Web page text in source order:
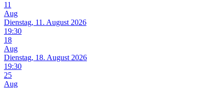
11
Aug
Dienstag, 11. August 2026
19:30
18
Aug
Dienstag, 18. August 2026
19:30
25
Aug